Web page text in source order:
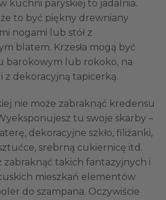
kuchni paryskiej to jadalnia.
to być piękny drewniany
nogami lub stół z
blatem. Krzesła mogą być
barokowym lub rokoko, na
z dekoracyjną tapicerką.
nie może zabraknąć kredensu
tu swoje skarby –
dekoracyjne szkło, filiżanki,
srebrną cukiernicę itd.
zabraknąć takich fantazyjnych i
mieszkań elementów
do szampana. Oczywiście